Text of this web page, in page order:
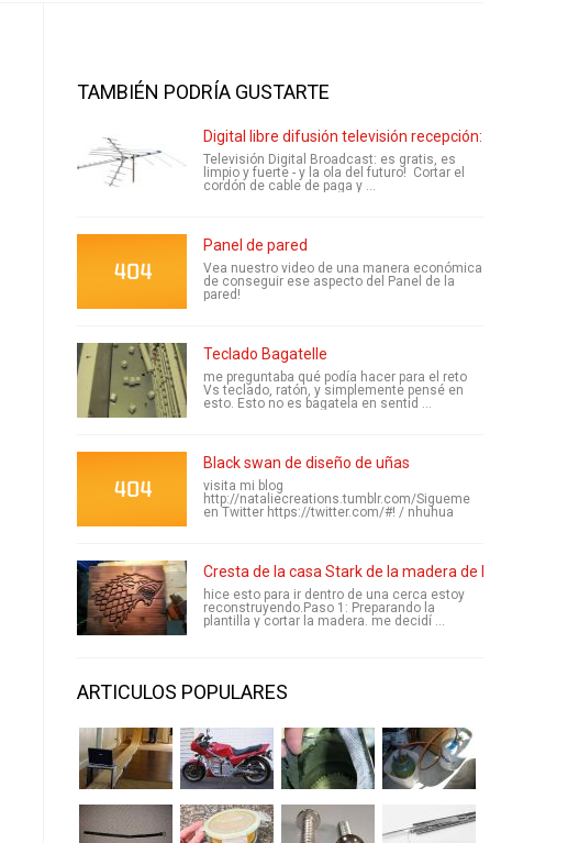
TAMBIÉN PODRÍA GUSTARTE
Digital libre difusión televisión recepción: Una guía
Televisión Digital Broadcast: es gratis, es
limpio y fuerte - y la ola del futuro! Cortar el
cordón de cable de paga y ...
Panel de pared
Vea nuestro video de una manera económica
de conseguir ese aspecto del Panel de la
pared!
Teclado Bagatelle
me preguntaba qué podía hacer para el reto
Vs teclado, ratón, y simplemente pensé en
esto. Esto no es bagatela en sentid ...
Black swan de diseño de uñas
visita mi blog
http://nataliecreations.tumblr.com/Sigueme
en Twitter https://twitter.com/#! / nhuhua
Cresta de la casa Stark de la madera de la basura
hice esto para ir dentro de una cerca estoy
reconstruyendo.Paso 1: Preparando la
plantilla y cortar la madera. me decidí ...
ARTICULOS POPULARES